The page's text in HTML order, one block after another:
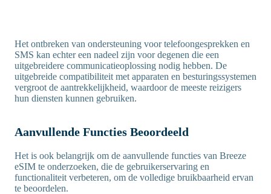
Het ontbreken van ondersteuning voor telefoongesprekken en
SMS kan echter een nadeel zijn voor degenen die een
uitgebreidere communicatieoplossing nodig hebben. De
uitgebreide compatibiliteit met apparaten en besturingssystemen
vergroot de aantrekkelijkheid, waardoor de meeste reizigers
hun diensten kunnen gebruiken.
Aanvullende Functies Beoordeeld
Het is ook belangrijk om de aanvullende functies van Breeze
eSIM te onderzoeken, die de gebruikerservaring en
functionaliteit verbeteren, om de volledige bruikbaarheid ervan
te beoordelen.